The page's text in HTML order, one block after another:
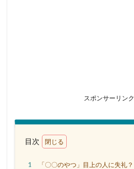
スポンサーリンク
目次
1 「〇〇のやつ」目上の人に失礼？